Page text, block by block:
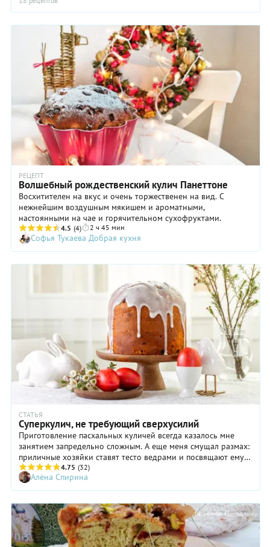
пряности и орехи в их фирменных рецептах куличей? А
главное, есть ли у них какие-то секреты или все просто –
печь надо со светлыми чувствами и любовью в душе.
РЕЦЕПТ
Волшебный рождественский кулич Панеттоне
Восхитителен на вкус и очень торжественен на вид. С
нежнейшим воздушным мякишем и ароматными,
настоянными на чае и горячительном сухофруктами.
4.5 (4) 2 ч 45 мин
Софья Тукаева Добрая кухня
СТАТЬЯ
Суперкулич, не требующий сверхусилий
Приготовление пасхальных куличей всегда казалось мне
занятием запредельно сложным. А еще меня смущал размах:
приличные хозяйки ставят тесто ведрами и посвящают ему
целый день. Поэтому куличи я сама никогда не пекла:
слишком велик был риск потратить немало времени и сил на
то, чтобы убить гору прекрасных продуктов. Но год назад
мне попался рецепт бриоши, который шел вразрез со всем,
чему нас учат не только опытные бабушки и мамы, но и
умные книги по выпечке.
4.75 (32)
Алёна Спирина